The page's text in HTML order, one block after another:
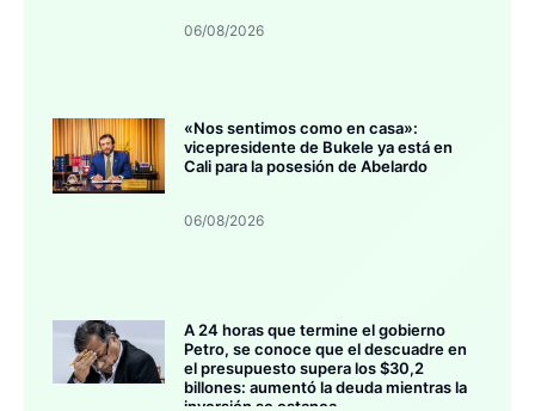
06/08/2026
«Nos sentimos como en casa»:
vicepresidente de Bukele ya está en
Cali para la posesión de Abelardo
06/08/2026
A 24 horas que termine el gobierno
Petro, se conoce que el descuadre en
el presupuesto supera los $30,2
billones: aumentó la deuda mientras la
inversión se estanca